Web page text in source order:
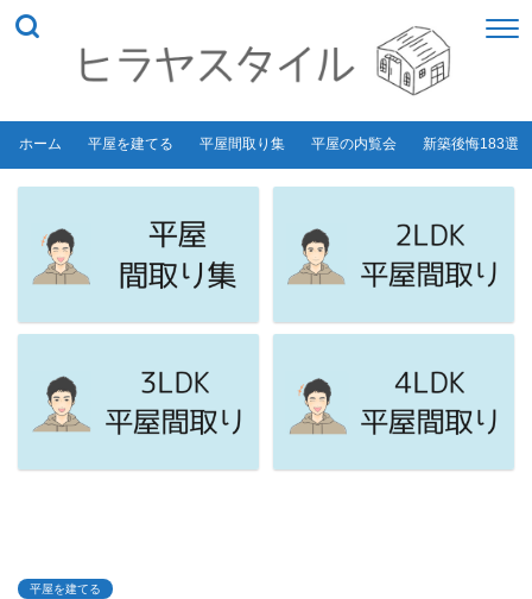
ホーム 平屋を建てる 平屋間取り集 平屋の内覧会 新築後悔183選
平屋を建てる